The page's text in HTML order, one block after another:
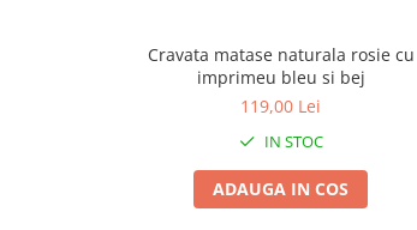
Cravata matase naturala rosie cu
imprimeu bleu si bej
119,00 Lei
IN STOC
ADAUGA IN COS